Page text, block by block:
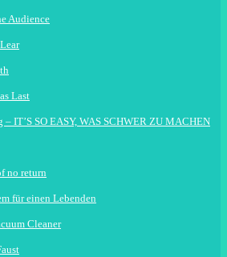
Audience
Last
– IT’S SO EASY, WAS SCHWER ZU MACHEN
no return
für einen Lebenden
Cleaner